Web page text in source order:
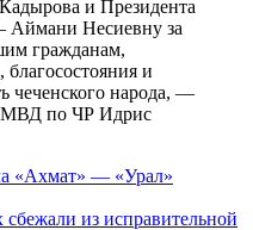
и Президента
Несиевну за
гражданам,
благосостояния и
чеченского народа, —
МВД по ЧР Идрис
«Ахмат» — «Урал»
из исправительной